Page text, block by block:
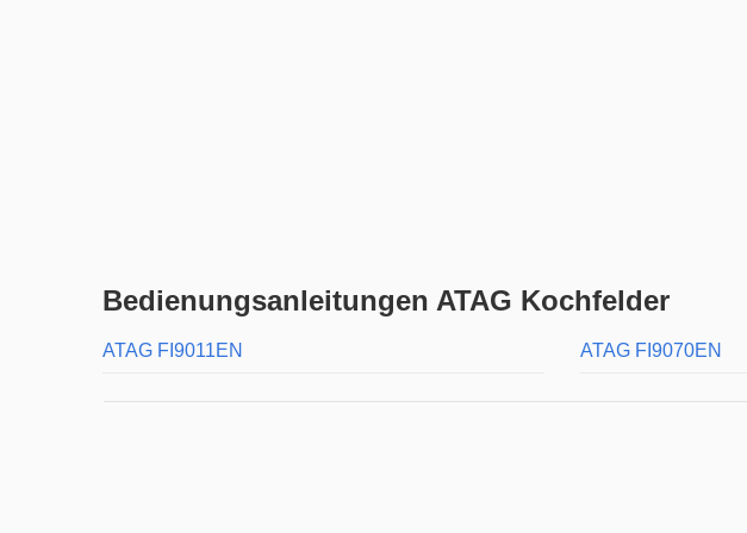
Bedienungsanleitungen ATAG Kochfelder
ATAG FI9011EN ATAG FI9070EN